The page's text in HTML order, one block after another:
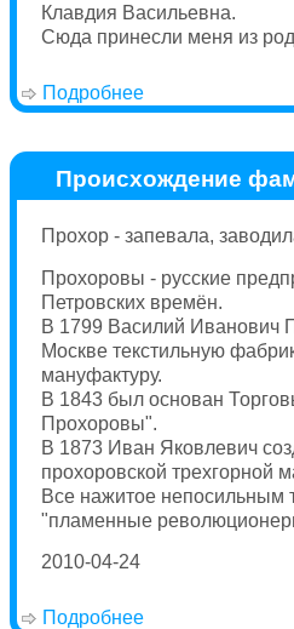
Клавдия Васильевна.
Сюда принесли меня из
Подробнее
Происхождение
Прохор - запевала,
Прохоровы - русские
Петровских времён.
В 1799 Василий Иванович
Москве текстильную
мануфактуру.
В 1843 был основан
Прохоровы".
В 1873 Иван Яковлевич
прохоровской трехгорной
Все нажитое непосильным
"пламенные
2010-04-24
Подробнее